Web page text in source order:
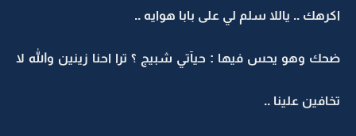
اكرهك .. ياللا سلم لي على بابا هوايه ..
ضحك وهو يحس فيها : حيآتي شبيج ؟ ترا احنا زينين والله لا
تخافين علينا ..